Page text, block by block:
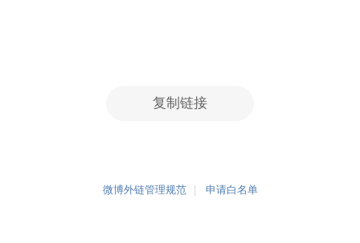
复制链接
微博外链管理规范 申请白名单